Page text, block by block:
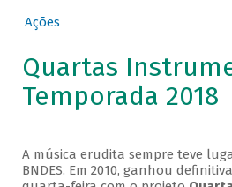
Ações
Quartas
Temporada 2018
A música erudita sempre teve
BNDES. Em 2010, ganhou